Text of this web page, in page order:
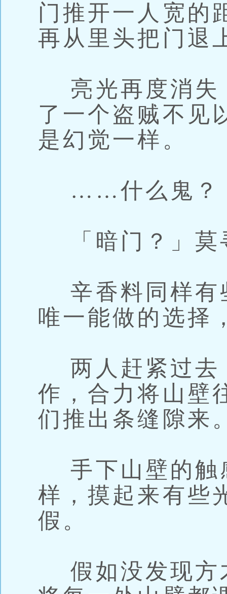
门推开一人宽的
再从里头把门退
亮光再度消失
了一个盗贼不见
是幻觉一样。
……什么鬼？
「暗门？」莫
辛香料同样有
唯一能做的选择
两人赶紧过去
作，合力将山壁
们推出条缝隙来
手下山壁的触
样，摸起来有些
假。
假如没发现方